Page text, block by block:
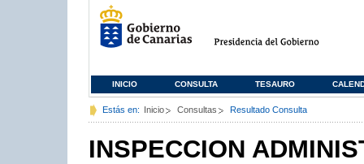
INICIO CONSULTA TESAURO
Estás en: Inicio Consultas Resultado Consulta
INSPECCION